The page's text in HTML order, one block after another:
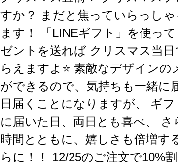
すか？ まだと焦っていらっし
ます！ 「LINEギフト」を使っ
ゼントを送れば クリスマス当
らえますよ⭐️ 素敵なデザイン
ができるので、気持ちも一緒に
日届くことになりますが、 ギ
に届いた日、両日とも喜べ、
時間とともに、嬉しさも倍増す
らに！！ 12/25のご注文で10%